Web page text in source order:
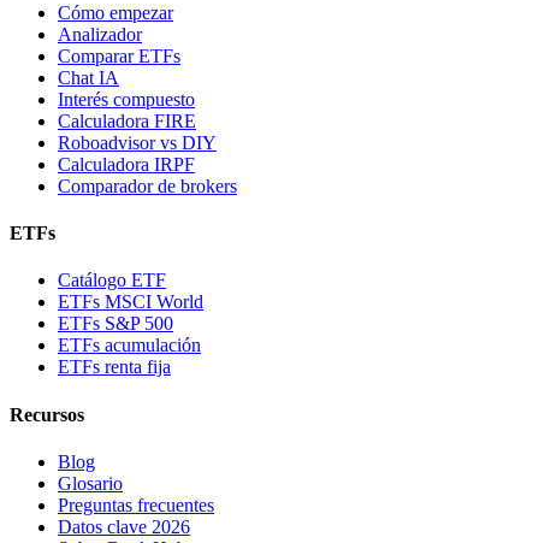
Cómo empezar
Analizador
Comparar ETFs
Chat IA
Interés compuesto
Calculadora FIRE
Roboadvisor vs DIY
Calculadora IRPF
Comparador de brokers
ETFs
Catálogo ETF
ETFs MSCI World
ETFs S&P 500
ETFs acumulación
ETFs renta fija
Recursos
Blog
Glosario
Preguntas frecuentes
Datos clave 2026